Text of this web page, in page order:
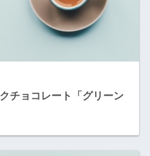
チョコレート「グリーン